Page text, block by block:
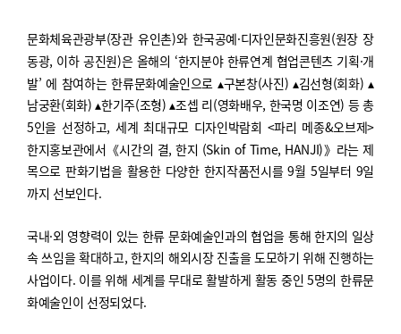
문화체육관광부(장관 유인촌)와 한국공예·디자인문화진흥원(원장 장
동광, 이하 공진원)은 올해의 ‘한지분야 한류연계 협업콘텐츠 기획·개
발’에 참여하는 한류문화예술인으로▴구본창(사진)▴김선형(회화)▴
남궁환(회화)▴한기주(조형)▴조셉 리(영화배우, 한국명 이조연) 등 총
5인을 선정하고,세계 최대규모 디자인박람회 <파리 메종&오브제>
한지홍보관에서 《시간의 결,한지 (Skin of Time, HANJI)》 라는 제
목으로 판화기법을 활용한 다양한 한지작품전시를9월 5일부터 9일
까지 선보인다.
국내·외 영향력이 있는 한류 문화예술인과의 협업을 통해 한지의 일상
속 쓰임을 확대하고,한지의 해외시장 진출을 도모하기 위해 진행하는
사업이다. 이를 위해 세계를 무대로 활발하게 활동 중인5명의 한류문
화예술인이 선정되었다.